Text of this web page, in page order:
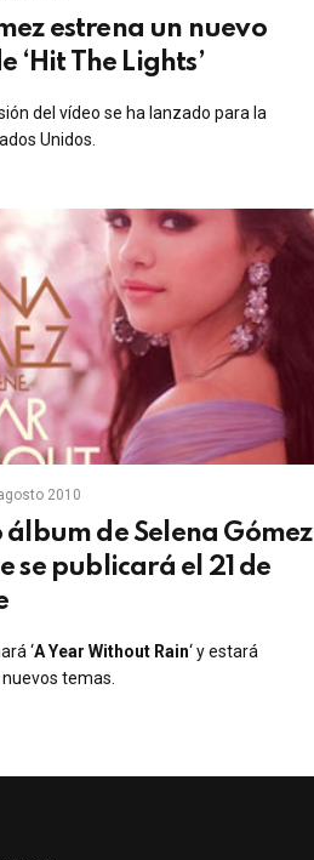
estrena un nuevo
‘Hit The Lights’
del vídeo se ha lanzado para la
Unidos.
2010
álbum de Selena Gómez
se publicará el 21 de
‘A Year Without Rain‘ y estará
temas.